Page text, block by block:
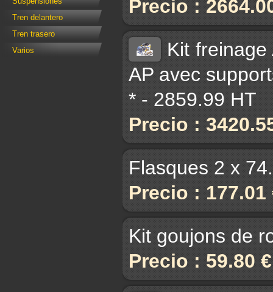
Tren delantero
Tren trasero
Varios
Precio :
Kit
AP avec
* - 2859.99 HT
Precio :
Flasques 2 x
Precio : 177.01
Kit goujons de
Precio : 59.80